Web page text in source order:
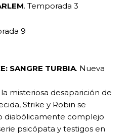
. Temporada 3
9
SANGRE TURBIA. Nueva
misteriosa desaparición de
Strike y Robin se
diabólicamente complejo
psicópata y testigos en